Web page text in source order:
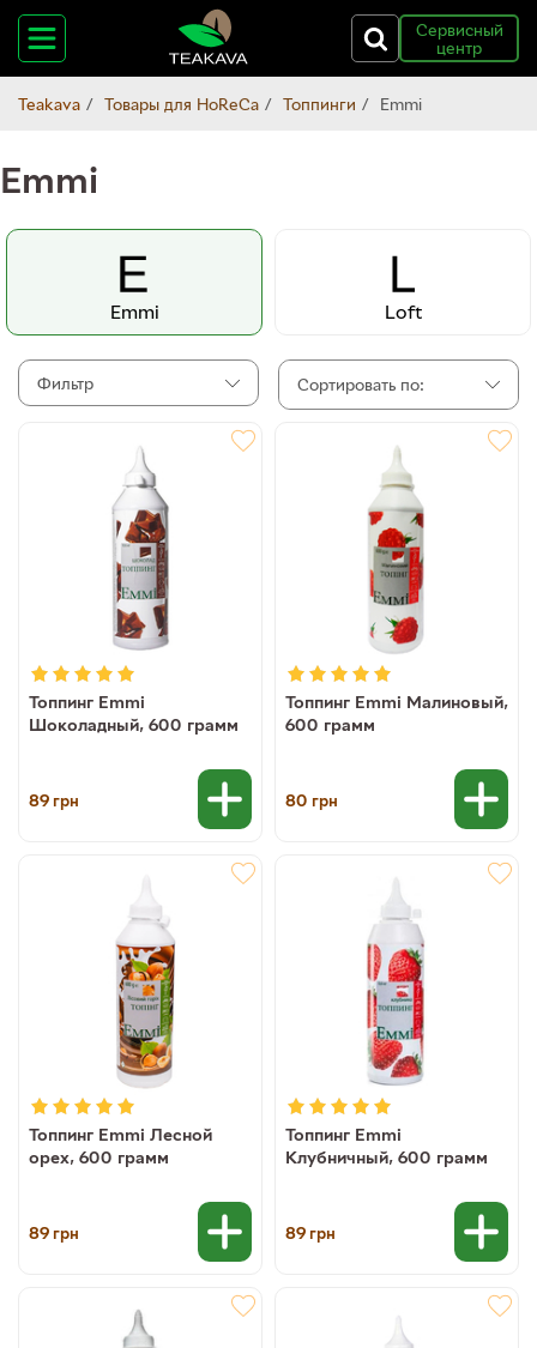
Сервисный
центр
Teakava Товары для HoReCa Топпинги Emmi
Emmi
Emmi Loft
Фильтр Сортировать по:
Топпинг Emmi
Шоколадный, 600 грамм
89грн
Топпинг Emmi Малиновый,
600 грамм
80 грн
Топпинг Emmi Лесной
орех, 600 грамм
89грн
Топпинг Emmi
Клубничный, 600 грамм
89грн